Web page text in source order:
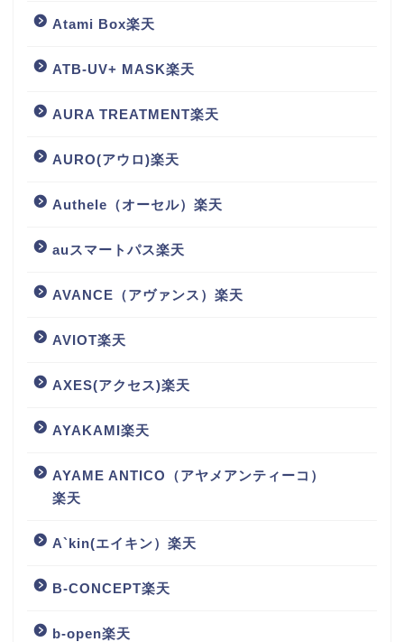
Atami Box楽天
ATB-UV+ MASK楽天
AURA TREATMENT楽天
AURO(アウロ)楽天
Authele（オーセル）楽天
auスマートパス楽天
AVANCE（アヴァンス）楽天
AVIOT楽天
AXES(アクセス)楽天
AYAKAMI楽天
AYAME ANTICO（アヤメアンティーコ）
楽天
A`kin(エイキン）楽天
B-CONCEPT楽天
b-open楽天